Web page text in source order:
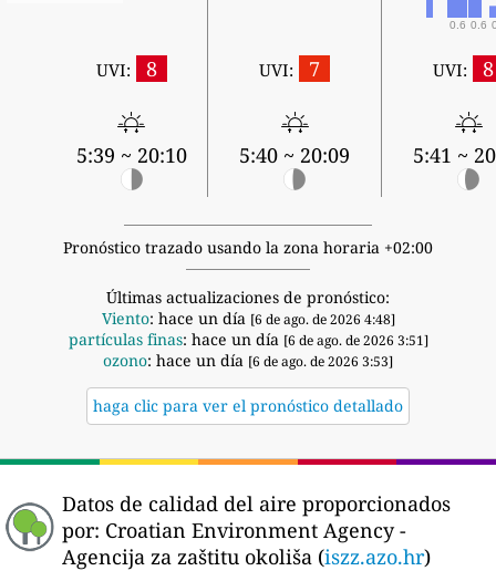
0.6 0.6
UVI: 8
5:39 ~ 20:10
UVI: 7
5:40 ~ 20:09
UVI: 8
5:41 ~
Pronóstico trazado usando la zona horaria +02:00
Últimas actualizaciones de pronóstico:
Viento: hace un día [6 de ago. de 2026 4:48]
partículas finas: hace un día [6 de ago. de 2026 3:51]
ozono: hace un día [6 de ago. de 2026 3:53]
haga clic para ver el pronóstico detallado
Datos de calidad del aire proporcionados
por: Croatian Environment Agency -
Agencija za zaštitu okoliša (iszz.azo.hr)